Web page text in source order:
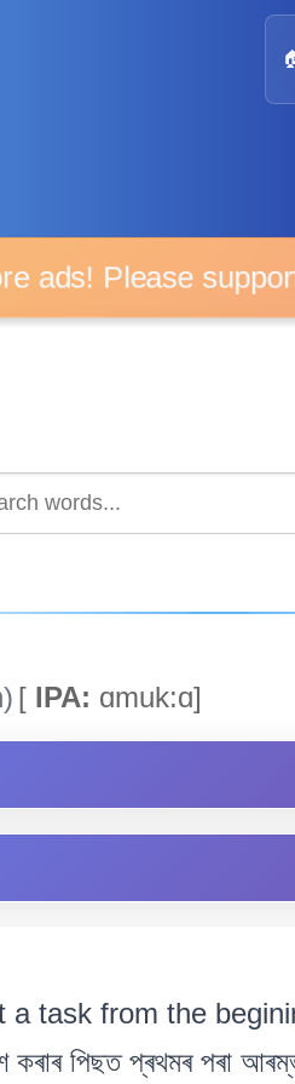
ads! Please
[ IPA: ɑmuk:ɑ]
a task from the
পিছত প্ৰথমৰ পৰা